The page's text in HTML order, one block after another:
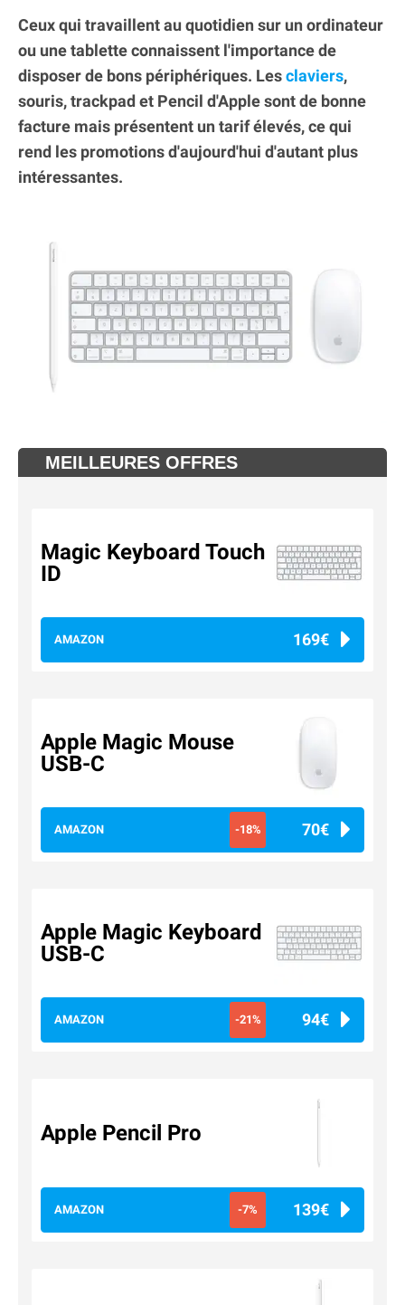
Ceux qui travaillent au quotidien sur un ordinateur
ou une tablette connaissent l'importance de
disposer de bons périphériques. Lesclaviers,
souris, trackpad et Pencil d'Apple sont de bonne
facture mais présentent un tarif élevés, ce qui
rend les promotions d'aujourd'hui d'autant plus
intéressantes.
MEILLEURES OFFRES
Magic Keyboard Touch
ID
AMAZON 169€
Apple Magic Mouse
USB-C
AMAZON -18% 70€
Apple Magic Keyboard
USB-C
AMAZON -21% 94€
Apple Pencil Pro
AMAZON -7% 139€